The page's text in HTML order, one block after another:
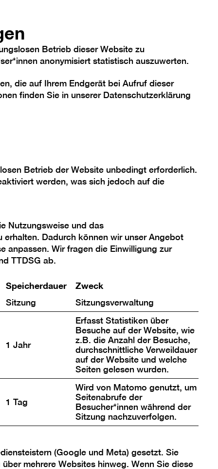
Sammlung Berlinische Galerie
Betrieb dieser Website zu
anonymisiert statistisch auszuwerten.
die auf Ihrem Endgerät bei Aufruf dieser
finden Sie in unserer Datenschutzerklärung
Betrieb der Website unbedingt erforderlich.
werden, was sich jedoch auf die
Nutzungsweise und das
erhalten. Dadurch können wir unser Angebot
anpassen. Wir fragen die Einwilligung zur
TTDSG ab.
Speicherdauer Zweck
Sitzung Sitzungsverwaltung
1 Jahr
Erfasst Statistiken über
Besuche auf der Website, wie
z.B. die Anzahl der Besuche,
durchschnittliche Verweildauer
auf der Website und welche
Seiten gelesen wurden.
1 Tag
Wird von Matomo genutzt, um
Seitenabrufe der
Besucher*innen während der
Sitzung nachzuverfolgen.
(Google und Meta) gesetzt. Sie
mehrere Websites hinweg. Wenn Sie diese